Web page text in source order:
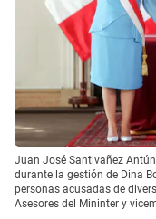
Juan José Santivañez
durante la gestión de Dina
personas acusadas de
Asesores del Mininter y